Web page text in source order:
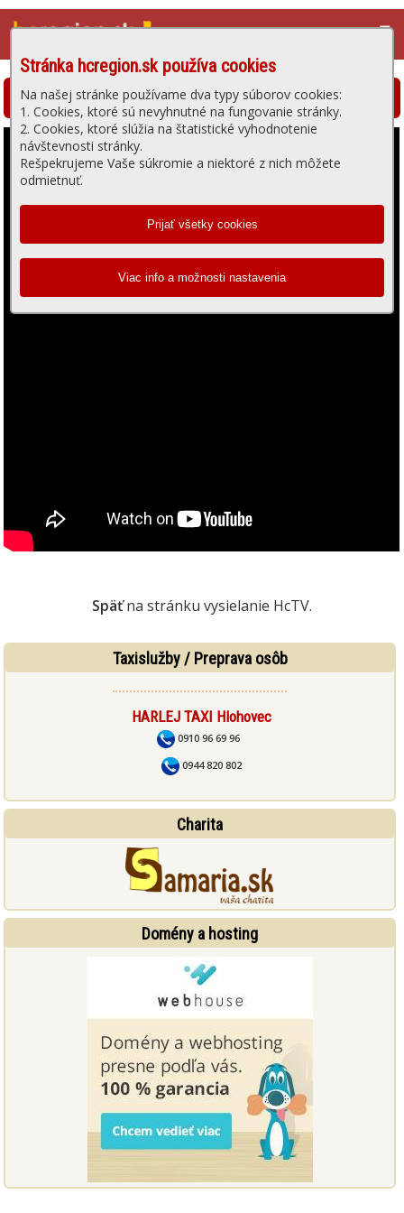
☰
Stránka hcregion.sk používa cookies
Na našej stránke používame dva typy súborov cookies:
1. Cookies, ktoré sú nevyhnutné na fungovanie stránky.
2. Cookies, ktoré slúžia na štatistické vyhodnotenie
návštevnosti stránky.
Rešpekrujeme Vaše súkromie a niektoré z nich môžete
odmietnuť.
Hlohovská televízia - prehrávanie videa
Späťna stránku vysielanie HcTV.
Taxislužby / Preprava osôb
HARLEJ TAXI Hlohovec
0910 96 69 96
0944 820 802
Charita
Domény a hosting